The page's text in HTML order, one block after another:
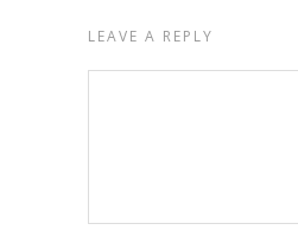
LEAVE A REPLY